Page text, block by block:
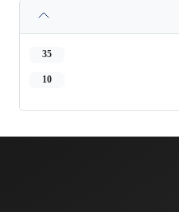
35
10